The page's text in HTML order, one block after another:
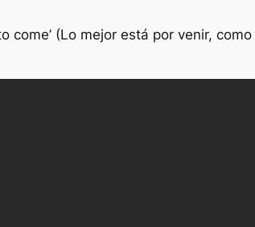
come’ (Lo mejor está por venir, como